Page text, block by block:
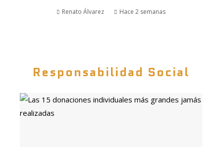
Renato Álvarez Hace 2 semanas
Responsabilidad Social